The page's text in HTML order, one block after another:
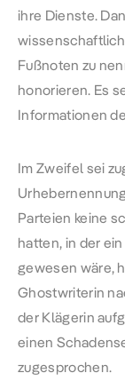
ihre Dienste.
Fußnoten zu
honorieren. Es
Informationen
Im Zweifel sei
Parteien keine
hatten, in der
gewesen wäre,
Ghostwriterin
der Klägerin
einen
zugesprochen.